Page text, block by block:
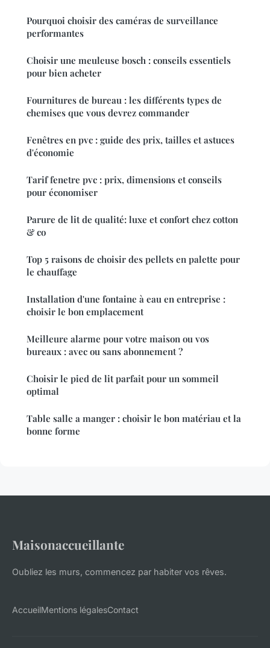
Pourquoi choisir des caméras de surveillance
performantes
Choisir une meuleuse bosch : conseils essentiels
pour bien acheter
Fournitures de bureau : les différents types de
chemises que vous devrez commander
Fenêtres en pvc : guide des prix, tailles et astuces
d'économie
Tarif fenetre pvc : prix, dimensions et conseils
pour économiser
Parure de lit de qualité: luxe et confort chez cotton
& co
Top 5 raisons de choisir des pellets en palette pour
le chauffage
Installation d'une fontaine à eau en entreprise :
choisir le bon emplacement
Meilleure alarme pour votre maison ou vos
bureaux : avec ou sans abonnement ?
Choisir le pied de lit parfait pour un sommeil
optimal
Table salle a manger : choisir le bon matériau et la
bonne forme
Maisonaccueillante
Oubliez les murs, commencez par habiter vos rêves.
AccueilMentions légalesContact